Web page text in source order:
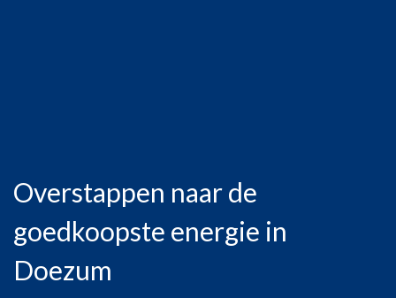
Overstappen naar de
goedkoopste energie in
Doezum